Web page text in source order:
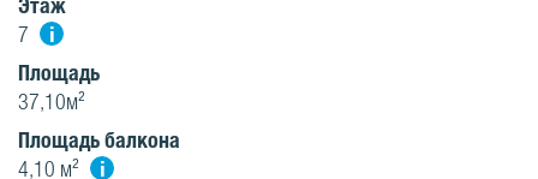
7 i
Площадь
37,10м²
Площадь балкона
4,10 м² i